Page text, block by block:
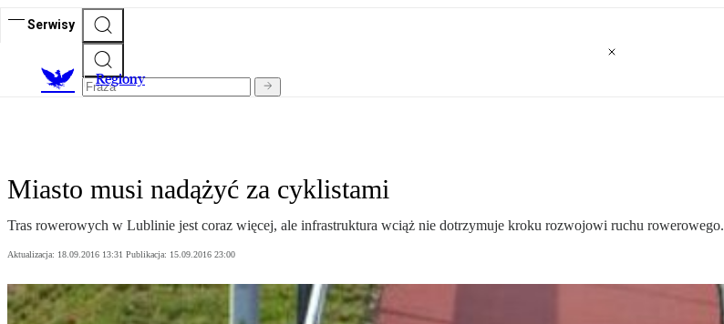
Serwisy
Regiony
Miasto musi nadążyć za cyklistami
Tras rowerowych w Lublinie jest coraz więcej, ale infrastruktura wciąż nie dotrzymuje kroku rozwojowi ruchu rowerowego.
Aktualizacja: 18.09.2016 13:31 Publikacja: 15.09.2016 23:00